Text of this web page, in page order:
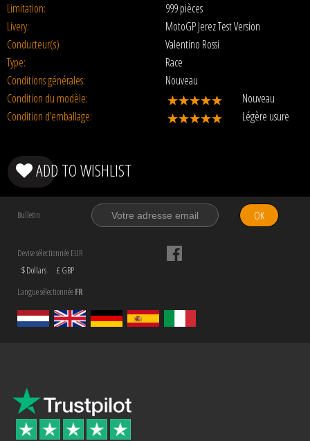
Limitation:
999 pièces
Livery:
MotoGP Jerez Test Version
Conducteur(s)
Valentino Rossi
Type:
Race
Conditions générales:
Nouveau
Condition du modèle:
Nouveau
Condition d’emballage:
Légère usure
ADD TO WISHLIST
Bulletin OK
Devise sélectionnée EUR
$ Dollars
£ GBP
Langue sélectionnéeFR